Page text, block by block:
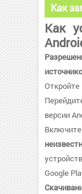
Как
Как
Откройте
версии
Google